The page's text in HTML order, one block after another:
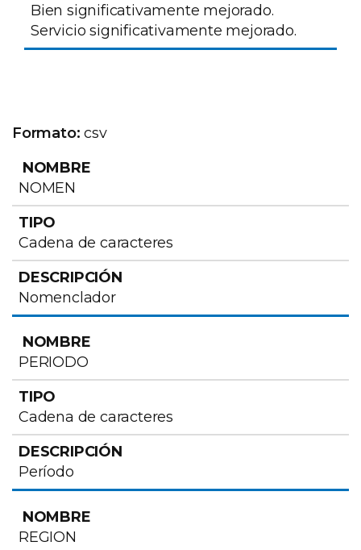
Bien significativamente mejorado.
Servicio significativamente mejorado.
Formato: csv
NOMBRE
NOMEN
Cadena de caracteres
Nomenclador
PERIODO
Cadena de caracteres
Período
REGION